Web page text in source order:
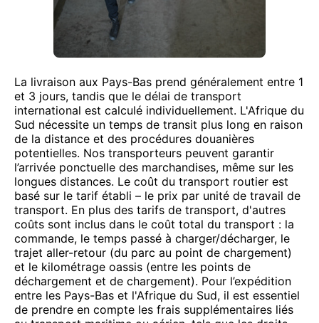
La livraison aux Pays-Bas prend généralement entre 1
et 3 jours, tandis que le délai de transport
international est calculé individuellement. L'Afrique du
Sud nécessite un temps de transit plus long en raison
de la distance et des procédures douanières
potentielles. Nos transporteurs peuvent garantir
l’arrivée ponctuelle des marchandises, même sur les
longues distances. Le coût du transport routier est
basé sur le tarif établi – le prix par unité de travail de
transport. En plus des tarifs de transport, d'autres
coûts sont inclus dans le coût total du transport : la
commande, le temps passé à charger/décharger, le
trajet aller-retour (du parc au point de chargement)
et le kilométrage oassis (entre les points de
déchargement et de chargement). Pour l’expédition
entre les Pays-Bas et l'Afrique du Sud, il est essentiel
de prendre en compte les frais supplémentaires liés